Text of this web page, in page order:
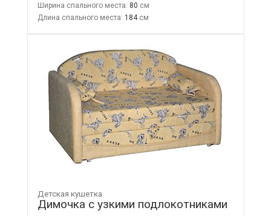
Ширина спального места: 80
Длина спального места: 184
Детская кушетка
Димочка с узкими подлокотниками